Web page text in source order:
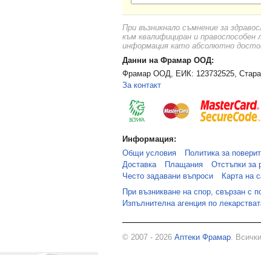
При възникнало съмнение за
към квалифициран и
информация като абсолютно
Данни на Фрамар ООД:
Фрамар ООД, ЕИК: 123732525,
За контакт
Информация:
Общи условия
Политика за
Доставка
Плащания Отстъпки за
Често задавани въпроси
Карта на
При възникване на спор, свързан с
Изпълнителна агенция по
© 2007 - 2026 Аптеки Фрамар .